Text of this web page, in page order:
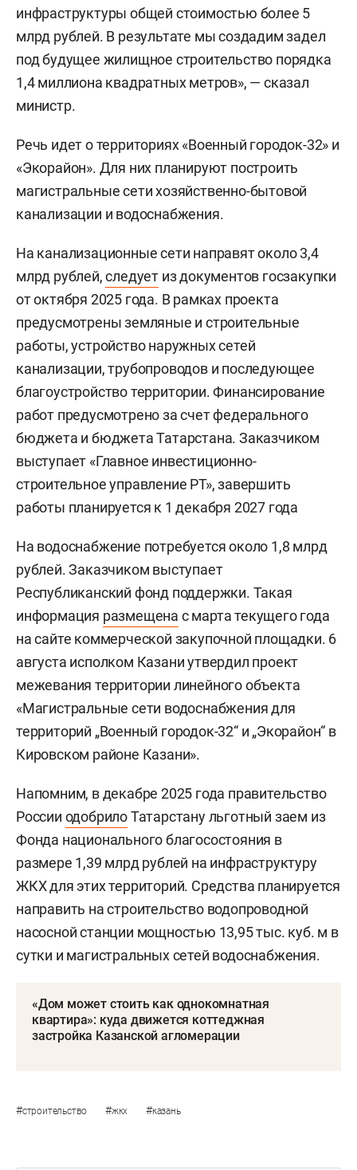
инфраструктуры общей стоимостью более 5
млрд рублей. В результате мы создадим задел
под будущее жилищное строительство порядка
1,4 миллиона квадратных метров», — сказал
министр.
Речь идет о территориях «Военный городок-32» и
«Экорайон». Для них планируют построить
магистральные сети хозяйственно-бытовой
канализации и водоснабжения.
На канализационные сети направят около 3,4
млрд рублей,следует из документов госзакупки
от октября 2025 года. В рамках проекта
предусмотрены земляные и строительные
работы, устройство наружных сетей
канализации, трубопроводов и последующее
благоустройство территории. Финансирование
работ предусмотрено за счет федерального
бюджета и бюджета Татарстана. Заказчиком
выступает «Главное инвестиционно-
строительное управление РТ», завершить
работы планируется к 1 декабря 2027 года
На водоснабжение потребуется около 1,8 млрд
рублей. Заказчиком выступает
Республиканский фонд поддержки. Такая
информация размещена с марта текущего года
на сайте коммерческой закупочной площадки. 6
августа исполком Казани утвердил проект
межевания территории линейного объекта
«Магистральные сети водоснабжения для
территорий „Военный городок-32“ и „Экорайон“ в
Кировском районе Казани».
Напомним, в декабре 2025 года правительство
России одобрилоТатарстану льготный заем из
Фонда национального благосостояния в
размере 1,39 млрд рублей на инфраструктуру
ЖКХ для этих территорий. Средства планируется
направить на строительство водопроводной
насосной станции мощностью 13,95 тыс. куб. м в
сутки и магистральных сетей водоснабжения.
«Дом может стоить как однокомнатная
квартира»: куда движется коттеджная
застройка Казанской агломерации
#строительство #жкх #казань